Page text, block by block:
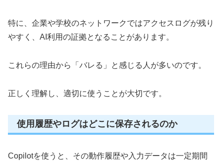
特に、企業や学校のネットワークではアクセスログが残り
やすく、AI利用の証拠となることがあります。
これらの理由から「バレる」と感じる人が多いのです。
正しく理解し、適切に使うことが大切です。
使用履歴やログはどこに保存されるのか
Copilotを使うと、その動作履歴や入力データは一定期間